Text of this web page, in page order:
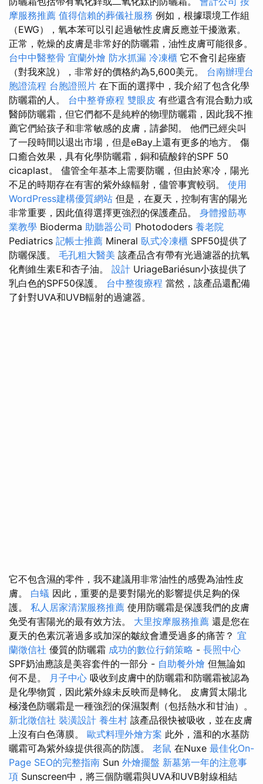
摩服務推薦 值得信賴的葬儀社服務 例如，根據環境工作組
（EWG），氧本苯可以引起過敏性皮膚反應並干擾激素。
正常，乾燥的皮膚是非常好的防曬霜，油性皮膚可能很多。
台中中醫整骨 宜蘭外燴 防水抓漏 冷凍櫃 它不會引起痤瘡
（對我來說），非常好的價格約為5,600美元。 台南辦理台
胞證流程 台胞證照片 在下面的選擇中，我介紹了包含化學
防曬霜的人。 台中整脊療程 雙眼皮 有些還含有混合動力或
醫師防曬霜，但它們都不是純粹的物理防曬霜，因此我不推
薦它們給孩子和非常敏感的皮膚，請參閱。 他們已經尖叫
了一段時間以退出市場，但是eBay上還有更多的地方。 傷
口癒合效果，具有化學防曬霜，銅和硫酸鋅的SPF 50
cicaplast。 儘管全年基本上需要防曬，但由於寒冷，陽光
不足的時期存在有害的紫外線輻射，儘管事實較弱。 使用
WordPress建構優質網站 但是，在夏天，控制有害的陽光
非常重要，因此值得選擇更強烈的保護產品。 身體撥筋專
業教學 Bioderma 助聽器公司 Photododers 養老院
Pediatrics 記帳士推薦 Mineral 臥式冷凍櫃 SPF50提供了
防曬保護。 毛孔粗大醫美 該產品含有帶有光過濾器的抗氧
化劑維生素E和杏子油。 設計 UriageBariésun小孩提供了
乳白色的SPF50保護。 台中整復療程 當然，該產品還配備
了針對UVA和UVB輻射的過濾器。
它不包含濕的零件，我不建議用非常油性的感覺為油性皮
膚。 白蟻 因此，重要的是要對陽光的影響提供足夠的保
護。 私人居家清潔服務推薦 使用防曬霜是保護我們的皮膚
免受有害陽光的最有效方法。 大里按摩服務推薦 還是您在
夏天的色素沉著過多或加深的皺紋會遭受過多的痛苦？ 宜
蘭徵信社 優質的防曬霜 成功的數位行銷策略 - 長照中心
SPF奶油應該是美容套件的一部分 - 自助餐外燴 但無論如
何不是。 月子中心 吸收到皮膚中的防曬霜和防曬霜被認為
是化學物質，因此紫外線未反映而是轉化。 皮膚質太陽北
極淺色防曬霜是一種強烈的保濕製劑（包括熱水和甘油）。
新北徵信社 裝潢設計 養生村 該產品很快被吸收，並在皮膚
上沒有白色薄膜。 歐式料理外燴方案 此外，溫和的水基防
曬霜可為紫外線提供很高的防護。 老鼠 在Nuxe 最佳化On-
Page SEO的完整指南 Sun 外燴擺盤 新墓第一年的注意事
項 Sunscreen中，將三個防曬霜與UVA和UVB射線相結